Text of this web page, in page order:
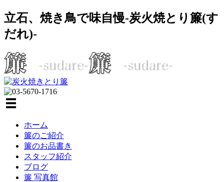
立石、焼き鳥で味自慢-炭火焼とり簾(す
だれ)-
ホーム
簾のご紹介
簾のお品書き
スタッフ紹介
ブログ
簾 写真館